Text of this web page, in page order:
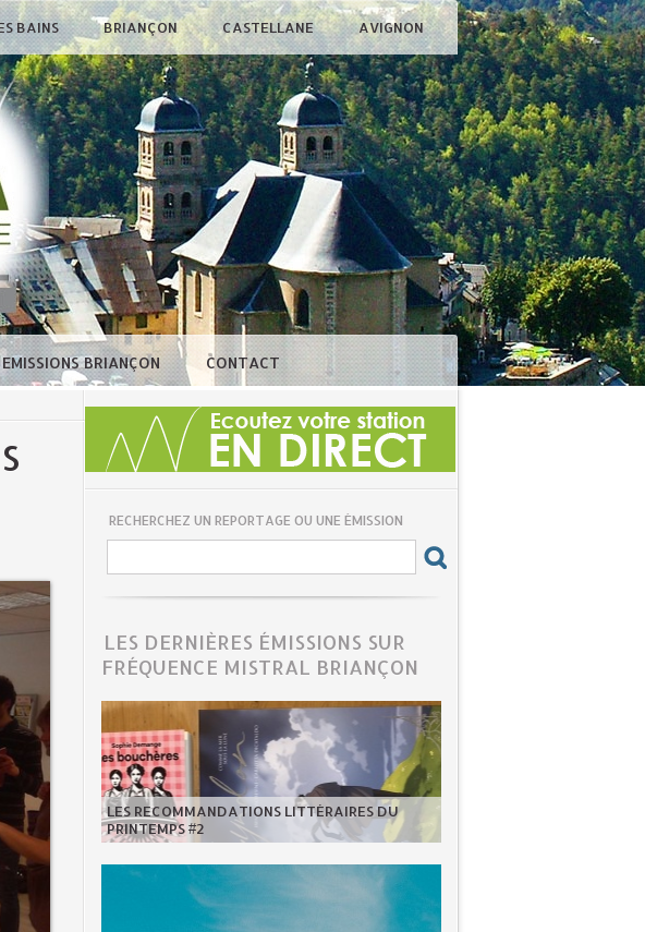
BAINS BRIANÇON CASTELLANE AVIGNON
EMISSIONS BRIANÇON CONTACT
RECHERCHEZ UN REPORTAGE OU UNE ÉMISSION
LES DERNIÈRES ÉMISSIONS SUR
FRÉQUENCE MISTRAL BRIANÇON
LES RECOMMANDATIONS LITTÉRAIRES DU
PRINTEMPS #2